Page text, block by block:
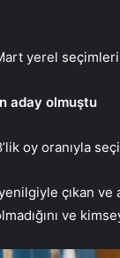
yerel
aday olmuştu
oy oranıyla
çıkan ve
ve